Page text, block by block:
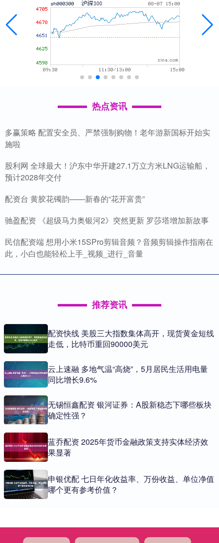
热点资讯
多赢策略 配置安全员、严禁强制购物！老年游新国标开始实
施啦
股利网 全球最大！沪东中华开建27.1万立方米LNG运输船，
预计2028年交付
配资台 黄胶花镯韵——新春的“花开富贵”
驰盈配资 《超级马力奥银河2》突然更新 罗莎塔增加新故事
民信配资端 想用小米15SPro剪辑音频？音频剪辑操作指南在
此，小白也能轻松上手_视频_进行_音量
推荐资讯
配资快线 美股三大指数集体高开，现货黄金短线
走低，比特币重回90000美元
云上速融 多地气温“高烧”，5月居民生活用电量
同比增长9.6%
无锡恒鑫配资 银河证券：A股新稳态下哪些板块
确定性强？
蓝乔配资 2025年货币金融政策支持实体经济效
果显著
申银优配 七日年化收益率、万份收益、单位净值
哪个更有参考价值？